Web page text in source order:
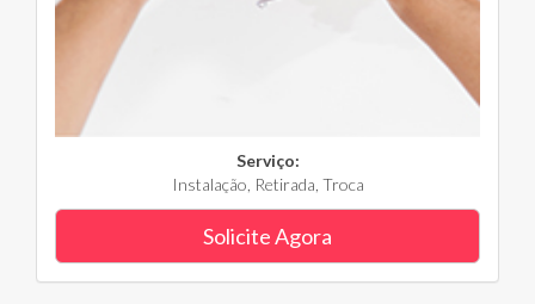
Serviço:
Instalação, Retirada, Troca
Solicite Agora